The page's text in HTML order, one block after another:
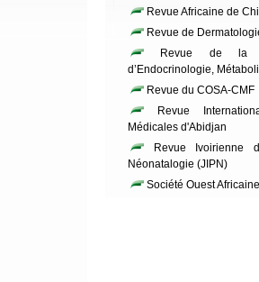
Revue Africaine de
Revue de
Revue de la
d’Endocrinologie,
Revue du COSA-CMF
Revue
Médicales d'Abidjan
Revue Ivoirienne
Néonatalogie (JIPN)
Société Ouest